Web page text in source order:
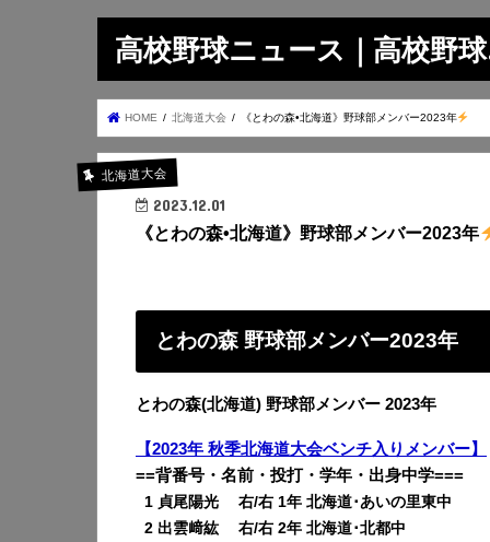
高校野球ニュース｜高校野
HOME 北海道大会 《とわの森•北海道》野球部メンバー2023年
北海道大会
2023.12.01
《とわの森•北海道》野球部メンバー2023年
とわの森 野球部メンバー2023年
とわの森(北海道) 野球部メンバー 2023年
【2023年 秋季北海道大会ベンチ入りメンバー】
==背番号・名前・投打・学年・出身中学===
1 貞尾陽光 右/右 1年 北海道･あいの里東中
2 出雲﨑紘 右/右 2年 北海道･北都中